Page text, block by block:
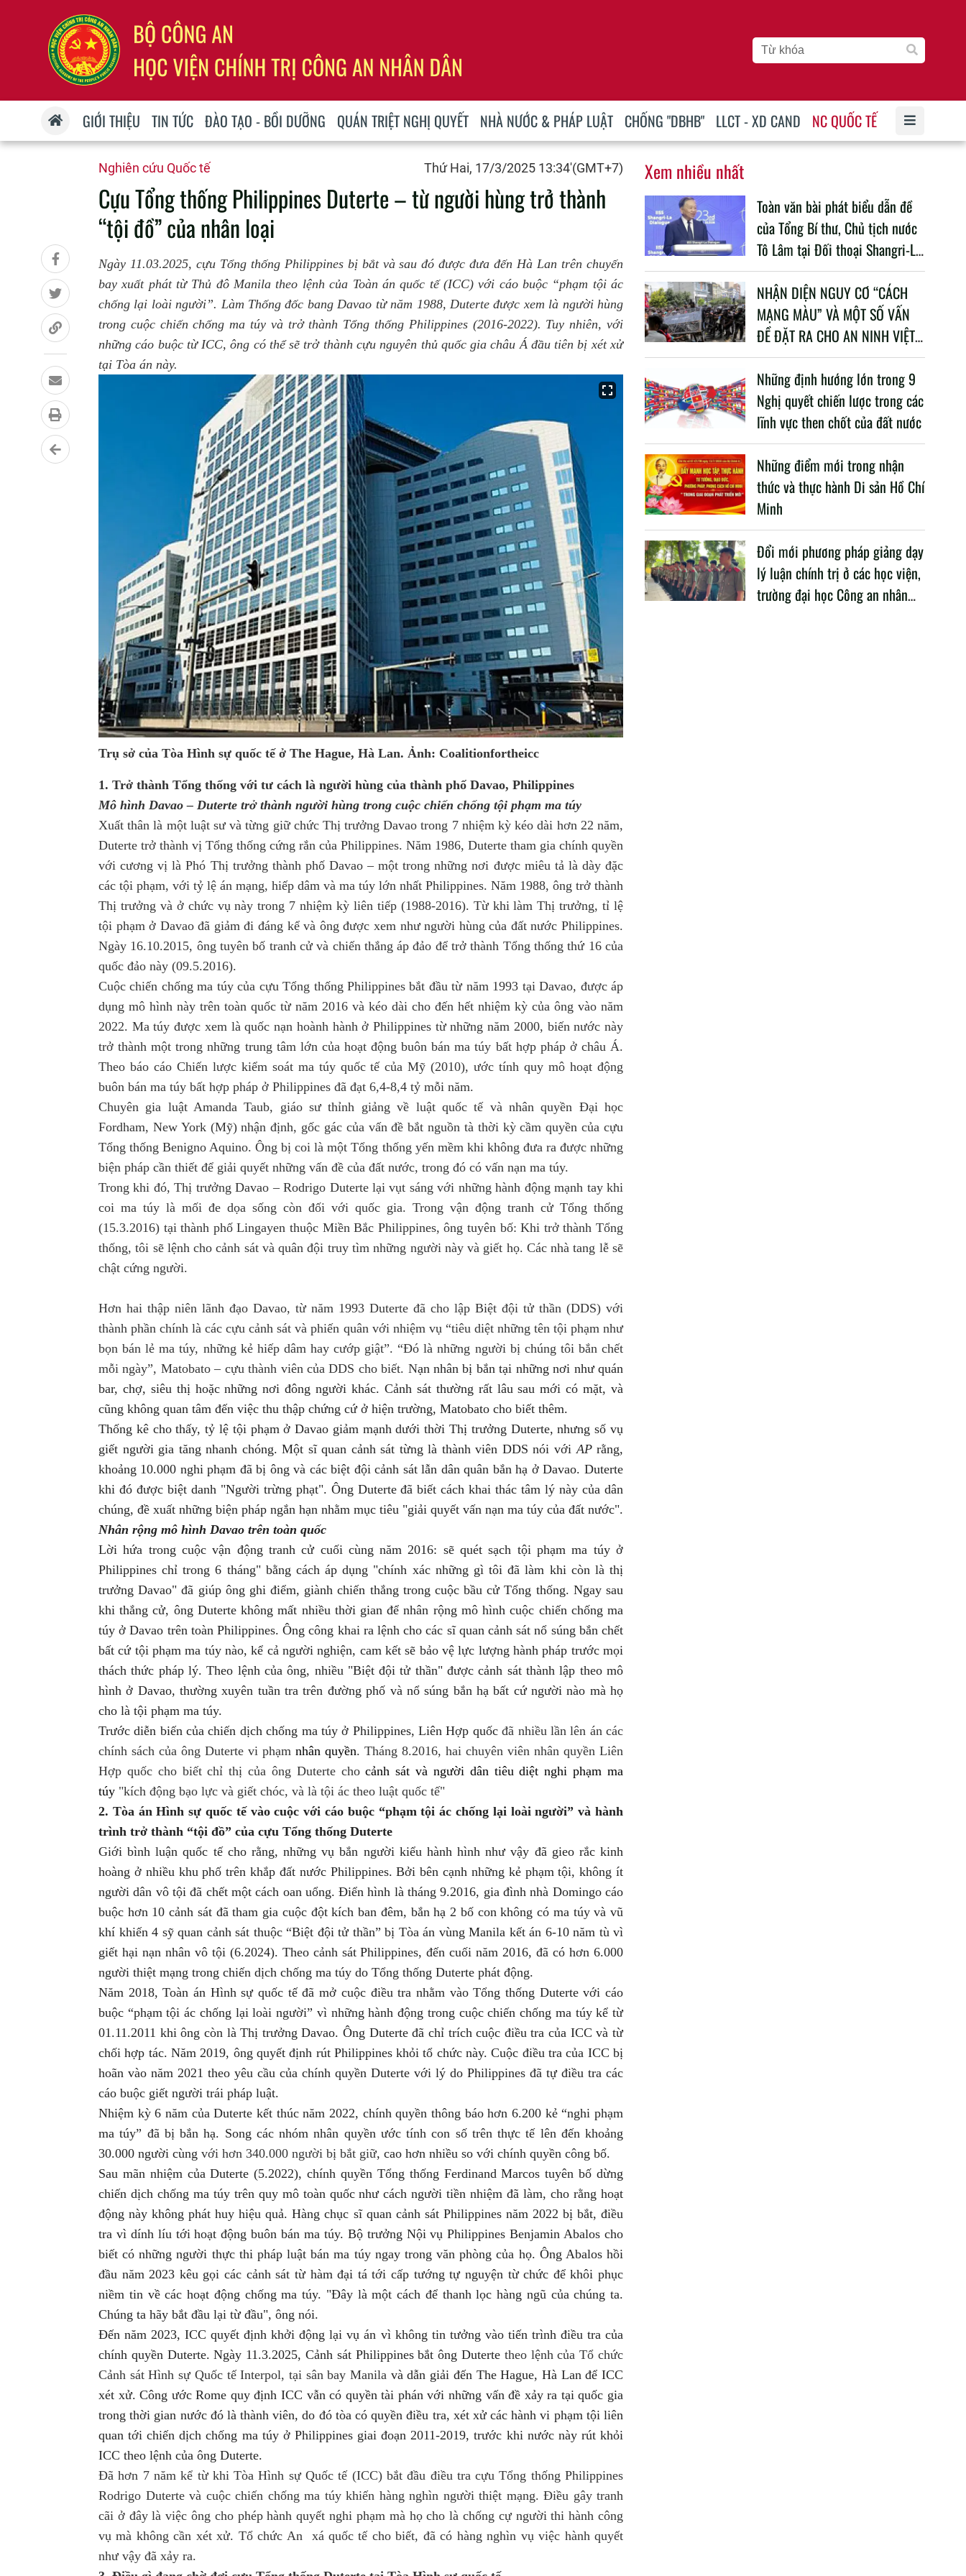
GIỚI THIỆU TIN TỨC ĐÀO TẠO - BỒI DƯỠNG QUÁN TRIỆT NGHỊ QUYẾT NHÀ NƯỚC & PHÁP LUẬT CHỐNG "DBHB" LLCT - XD CAND NC QUỐC TẾ
Nghiên cứu Quốc tế Thứ Hai, 17/3/2025 13:34'(GMT+7)
Cựu Tổng thống Philippines Duterte – từ người hùng trở thành
“tội đồ” của nhân loại
Ngày 11.03.2025, cựu Tổng thống Philippines bị bắt và sau đó được đưa đến Hà Lan trên chuyến
bay xuất phát từ Thủ đô Manila theo lệnh của Toàn án quốc tế (ICC) với cáo buộc “phạm tội ác
chống lại loài người”. Làm Thống đốc bang Davao từ năm 1988, Duterte được xem là người hùng
trong cuộc chiến chống ma túy và trở thành Tổng thống Philippines (2016-2022). Tuy nhiên, với
những cáo buộc từ ICC, ông có thể sẽ trở thành cựu nguyên thủ quốc gia châu Á đầu tiên bị xét xử
tại Tòa án này.
Trụ sở của Tòa Hình sự quốc tế ở The Hague, Hà Lan. Ảnh: Coalitionfortheicc
1. Trở thành Tổng thống với tư cách là người hùng của thành phố Davao, Philippines
Mô hình Davao – Duterte trở thành người hùng trong cuộc chiến chống tội phạm ma túy
Xuất thân là một luật sư và từng giữ chức Thị trưởng Davao trong 7nhiệm kỳ kéo dài hơn 22 năm,
Duterte trở thành vị Tổng thống cứng rắn của Philippines. Năm 1986, Duterte tham gia chính quyền
với cương vị là Phó Thị trưởng thành phố Davao – một trong những nơi được miêu tả là dày đặc
các tội phạm, với tỷ lệ án mạng, hiếp dâm và ma túy lớn nhất Philippines. Năm 1988, ông trở thành
Thị trưởng và ở chức vụ này trong 7 nhiệm kỳ liên tiếp (1988-2016). Từ khi làm Thị trưởng, tỉ lệ
tội phạm ở Davao đã giảm đi đáng kể và ông được xem như người hùng của đất nước Philippines.
Ngày 16.10.2015, ông tuyên bố tranh cử và chiến thắng áp đảo để trở thành Tổng thống thứ 16 của
quốc đảo này (09.5.2016).
Cuộc chiến chống ma túy của cựu Tổng thống Philippines bắt đầu từ năm 1993 tại Davao, được áp
dụng mô hình này trên toàn quốc từ năm 2016 và kéo dài cho đến hết nhiệm kỳ của ông vào năm
2022. Ma túy được xem là quốc nạn hoành hành ở Philippines từ những năm 2000, biến nước này
trở thành một trong những trung tâm lớn của hoạt động buôn bán ma túy bất hợp pháp ở châu Á.
Theo báo cáo Chiến lược kiểm soát ma túy quốc tế của Mỹ (2010), ước tính quy mô hoạt động
buôn bán ma túy bất hợp pháp ở Philippines đã đạt 6,4-8,4 tỷ mỗi năm.
Chuyên gia luật Amanda Taub, giáo sư thỉnh giảng về luật quốc tế và nhân quyền Đại học
Fordham, New York (Mỹ) nhận định, gốc gác của vấn đề bắt nguồn tà thời kỳ cầm quyền của cựu
Tổng thống Benigno Aquino. Ông bị coi là một Tổng thống yến mềm khi không đưa ra được những
biện pháp cần thiết để giải quyết những vấn đề của đất nước, trong đó có vấn nạn ma túy.
Trong khi đó, Thị trưởng Davao – Rodrigo Duterte lại vụt sáng với những hành động mạnh tay khi
coi ma túy là mối đe dọa sống còn đối với quốc gia. Trong vận động tranh cử Tổng thống
(15.3.2016) tại thành phố Lingayen thuộc Miền Bắc Philippines, ông tuyên bố: Khi trở thành Tổng
thống, tôi sẽ lệnh cho cảnh sát và quân đội truy tìm những người này và giết họ. Các nhà tang lễ sẽ
chật cứng người.
Hơn hai thập niên lãnh đạo Davao, từ năm 1993 Duterte đã cho lập Biệt đội tử thần (DDS) với
thành phần chính là các cựu cảnh sát và phiến quân với nhiệm vụ “tiêu diệt những tên tội phạm như
bọn bán lẻ ma túy, những kẻ hiếp dâm hay cướp giật”. “Đó là những người bị chúng tôi bắn chết
mỗi ngày”, Matobato – cựu thành viên của DDS cho biết. Nạn nhân bị bắntại những nơi như quán
bar, chợ, siêu thị hoặc những nơi đông người khác. Cảnh sát thường rất lâu sau mới có mặt, và
cũng không quan tâm đến việc thu thập chứng cứ ở hiện trường, Matobato cho biết thêm.
Thống kê cho thấy, tỷ lệ tội phạm ở Davao giảm mạnh dưới thời Thị trưởng Duterte, nhưng số vụ
giết người gia tăng nhanh chóng. Một sĩ quan cảnh sát từng là thành viên DDS nói với APrằng,
khoảng 10.000 nghi phạm đã bị ông và các biệt đội cảnh sát lẫn dân quân bắn hạ ở Davao. Duterte
khi đó được biệt danh "Người trừng phạt". Ông Duterte đã biết cách khai thác tâm lý này của dân
chúng, đề xuất những biện pháp ngắn hạn nhằm mục tiêu "giải quyết vấn nạn ma túy của đất nước".
Nhân rộng mô hình Davao trên toàn quốc
Lời hứa trong cuộc vận động tranh cử cuối cùng năm 2016: sẽ quét sạch tội phạm ma túy ở
Philippines chỉ trong 6 tháng" bằng cách áp dụng "chính xác những gì tôi đã làm khi còn là thị
trưởng Davao" đã giúp ông ghi điểm, giành chiến thắng trong cuộc bầu cử Tổng thống. Ngay sau
khi thắng cử, ông Duterte không mất nhiều thời gian để nhân rộng mô hình cuộc chiến chống ma
túy ở Davao trên toàn Philippines. Ông công khai ra lệnh cho các sĩ quan cảnh sát nổ súng bắn chết
bất cứ tội phạm ma túy nào, kể cả người nghiện, cam kết sẽ bảo vệ lực lượng hành pháp trước mọi
thách thức pháp lý. Theo lệnh của ông, nhiều "Biệt đội tử thần" được cảnh sát thành lập theo mô
hình ở Davao, thường xuyên tuần tra trên đường phố và nổ súng bắn hạ bất cứ người nào mà họ
cho là tội phạm ma túy.
Trước diễn biến của chiến dịch chống ma túy ở Philippines, Liên Hợp quốcđã nhiều lần lên án các
chính sách của ông Duterte vi phạm nhân quyền. Tháng 8.2016, hai chuyên viên nhân quyền Liên
Hợp quốc cho biết chỉ thị của ông Duterte chocảnh sát và người dân tiêu diệt nghi phạm ma
túy "kích động bạo lực và giết chóc, và là tội ác theo luật quốc tế"
2. Tòa án Hình sự quốc tế vào cuộc với cáo buộc “phạm tội ác chống lại loài người” và hành
trình trở thành “tội đồ” của cựu Tổng thống Duterte
Giới bình luận quốc tế cho rằng, những vụ bắn người kiểu hành hình như vậy đã gieo rắc kinh
hoàng ở nhiều khu phố trên khắp đấtnước Philippines. Bởi bên cạnh những kẻ phạm tội, không ít
người dân vô tội đã chết một cách oan uổng. Điển hình là tháng 9.2016, gia đình nhà Domingo cáo
buộc hơn 10 cảnh sát đã tham gia cuộc đột kích ban đêm, bắn hạ 2 bố con không có ma túy và vũ
khí khiến 4 sỹ quan cảnh sát thuộc “Biệt đội tử thần” bị Tòa án vùng Manila kết án 6-10 năm tù vì
giết hại nạn nhân vô tội (6.2024). Theo cảnh sát Philippines, đến cuối năm 2016, đã có hơn 6.000
người thiệt mạng trong chiến dịch chống ma túy do Tổng thống Duterte phát động.
Năm 2018, Toàn án Hình sự quốc tế đã mở cuộc điều tra nhằm vào Tổng thống Duterte với cáo
buộc “phạm tội ác chống lại loài người” vì những hành động trong cuộc chiến chống ma túy kể từ
01.11.2011 khi ông còn là Thị trưởng Davao. Ông Duterte đã chỉ trích cuộc điều tra của ICC và từ
chối hợp tác. Năm 2019, ông quyết định rút Philippines khỏi tổ chức này. Cuộc điều tra của ICC bị
hoãn vào năm 2021 theo yêu cầu của chính quyền Duterte với lý do Philippines đã tự điều tra các
cáo buộc giết người trái pháp luật.
Nhiệm kỳ 6 năm của Duterte kết thúc năm 2022, chính quyền thông báo hơn 6.200 kẻ “nghi phạm
ma túy” đã bị bắn hạ. Song các nhóm nhân quyền ước tính con số trên thực tế lên đến khoảng
30.000 người cùng với hơn 340.000 người bị bắt giữ, cao hơn nhiều so với chính quyền công bố.
Sau mãn nhiệm của Duterte (5.2022),chính quyền Tổng thống Ferdinand Marcos tuyên bố dừng
chiến dịch chống ma túy trên quy mô toàn quốc như cách người tiền nhiệm đã làm, cho rằng hoạt
động này không phát huy hiệu quả. Hàng chục sĩ quan cảnh sát Philippines năm 2022 bị bắt, điều
tra vì dính líu tới hoạt động buôn bán ma túy. Bộ trưởng Nội vụ Philippines Benjamin Abalos cho
biết có những người thực thi pháp luật bán ma túy ngay trong văn phòng của họ. Ông Abalos hồi
đầu năm 2023 kêu gọi các cảnh sát từ hàm đại tá tới cấp tướng tự nguyện từ chức để khôi phục
niềm tin về các hoạt động chống ma túy. "Đây là một cách để thanh lọc hàng ngũ của chúng ta.
Chúng ta hãy bắt đầu lại từ đầu", ông nói.
Đến năm 2023, ICC quyết định khởi động lại vụ án vì không tin tưởng vào tiến trình điều tra của
chính quyền Duterte. Ngày 11.3.2025, Cảnh sát Philippines bắt ông Duterte theo lệnh của Tổ chức
Cảnh sát Hình sự Quốc tế Interpol, tại sân bay Manila và dẫn giải đến The Hague, Hà Lan để ICC
xét xử. Công ước Rome quy định ICC vẫn có quyền tài phán với những vấn đề xảy ra tại quốc gia
trong thời gian nước đó là thành viên, do đó tòa có quyền điều tra, xét xử các hành vi phạm tội liên
quan tới chiến dịch chống ma túy ở Philippines giai đoạn 2011-2019, trước khi nước này rút khỏi
ICC theo lệnh của ông Duterte.
Đã hơn 7 năm kể từ khi Tòa Hình sự Quốc tế (ICC) bắt đầu điều tra cựu Tổng thống Philippines
Rodrigo Duterte và cuộc chiến chống ma túy khiến hàng nghìn người thiệt mạng. Điều gây tranh
cãi ở đây là việc ông cho phép hành quyết nghi phạm mà họ cho là chống cự người thi hành công
vụ mà không cần xét xử. Tổ chức An xá quốc tế cho biết, đã có hàng nghìn vụ việc hành quyết
như vậy đã xảy ra.
Xem nhiều nhất
Toàn văn bài phát biểu dẫn đề
của Tổng Bí thư, Chủ tịch nước
Tô Lâm tại Đối thoại Shangri-La
lần thứ 23
NHẬN DIỆN NGUY CƠ “CÁCH
MẠNG MÀU” VÀ MỘT SỐ VẤN
ĐỀ ĐẶT RA CHO AN NINH VIỆT
NAM TRONG BỐI CẢNH HIỆN
NAY
Những định hướng lớn trong 9
Nghị quyết chiến lược trong các
lĩnh vực then chốt của đất nước
Những điểm mới trong nhận
thức và thực hành Di sản Hồ Chí
Minh
Đổi mới phương pháp giảng dạy
lý luận chính trị ở các học viện,
trường đại học Công an nhân